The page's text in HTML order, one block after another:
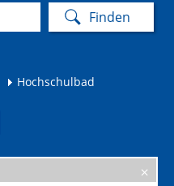
Hochschulbad